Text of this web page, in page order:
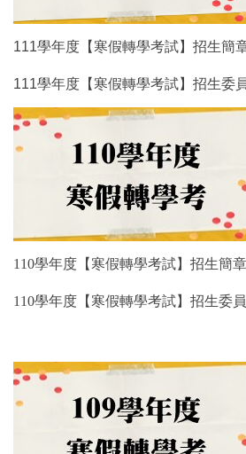
111學年度【寒假轉學考試】招生簡
111學年度【寒假轉學考試】招生委
110學年度【寒假轉學考試】招生簡
110學年度 【寒假轉學考試】 招生委